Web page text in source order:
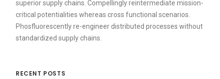
superior supply chains. Compellingly reintermediate mission-
critical potentialities whereas cross functional scenarios.
Phosfluorescently re-engineer distributed processes without
standardized supply chains.
RECENT POSTS